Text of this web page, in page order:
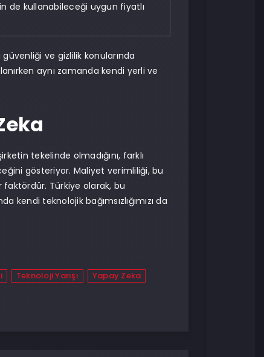
de kullanabileceği uygun fiyatlı
ve gizlilik konularında
aynı zamanda kendi yerli ve
tekelinde olmadığını, farklı
gösteriyor. Maliyet verimliliği, bu
Türkiye olarak, bu
teknolojik bağımsızlığımızı da
Teknoloji Yarışı Yapay Zeka